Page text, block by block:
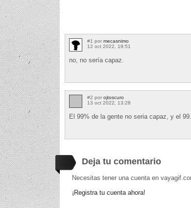
#1 por mecasnimo
12 oct 2022, 19:51
no, no sería capaz.
#2 por ojtoscuro
13 oct 2022, 13:28
El 99% de la gente no seria capaz, y el
Deja tu comentario
Necesitas tener una cuenta en
¡Registra tu cuenta ahora!